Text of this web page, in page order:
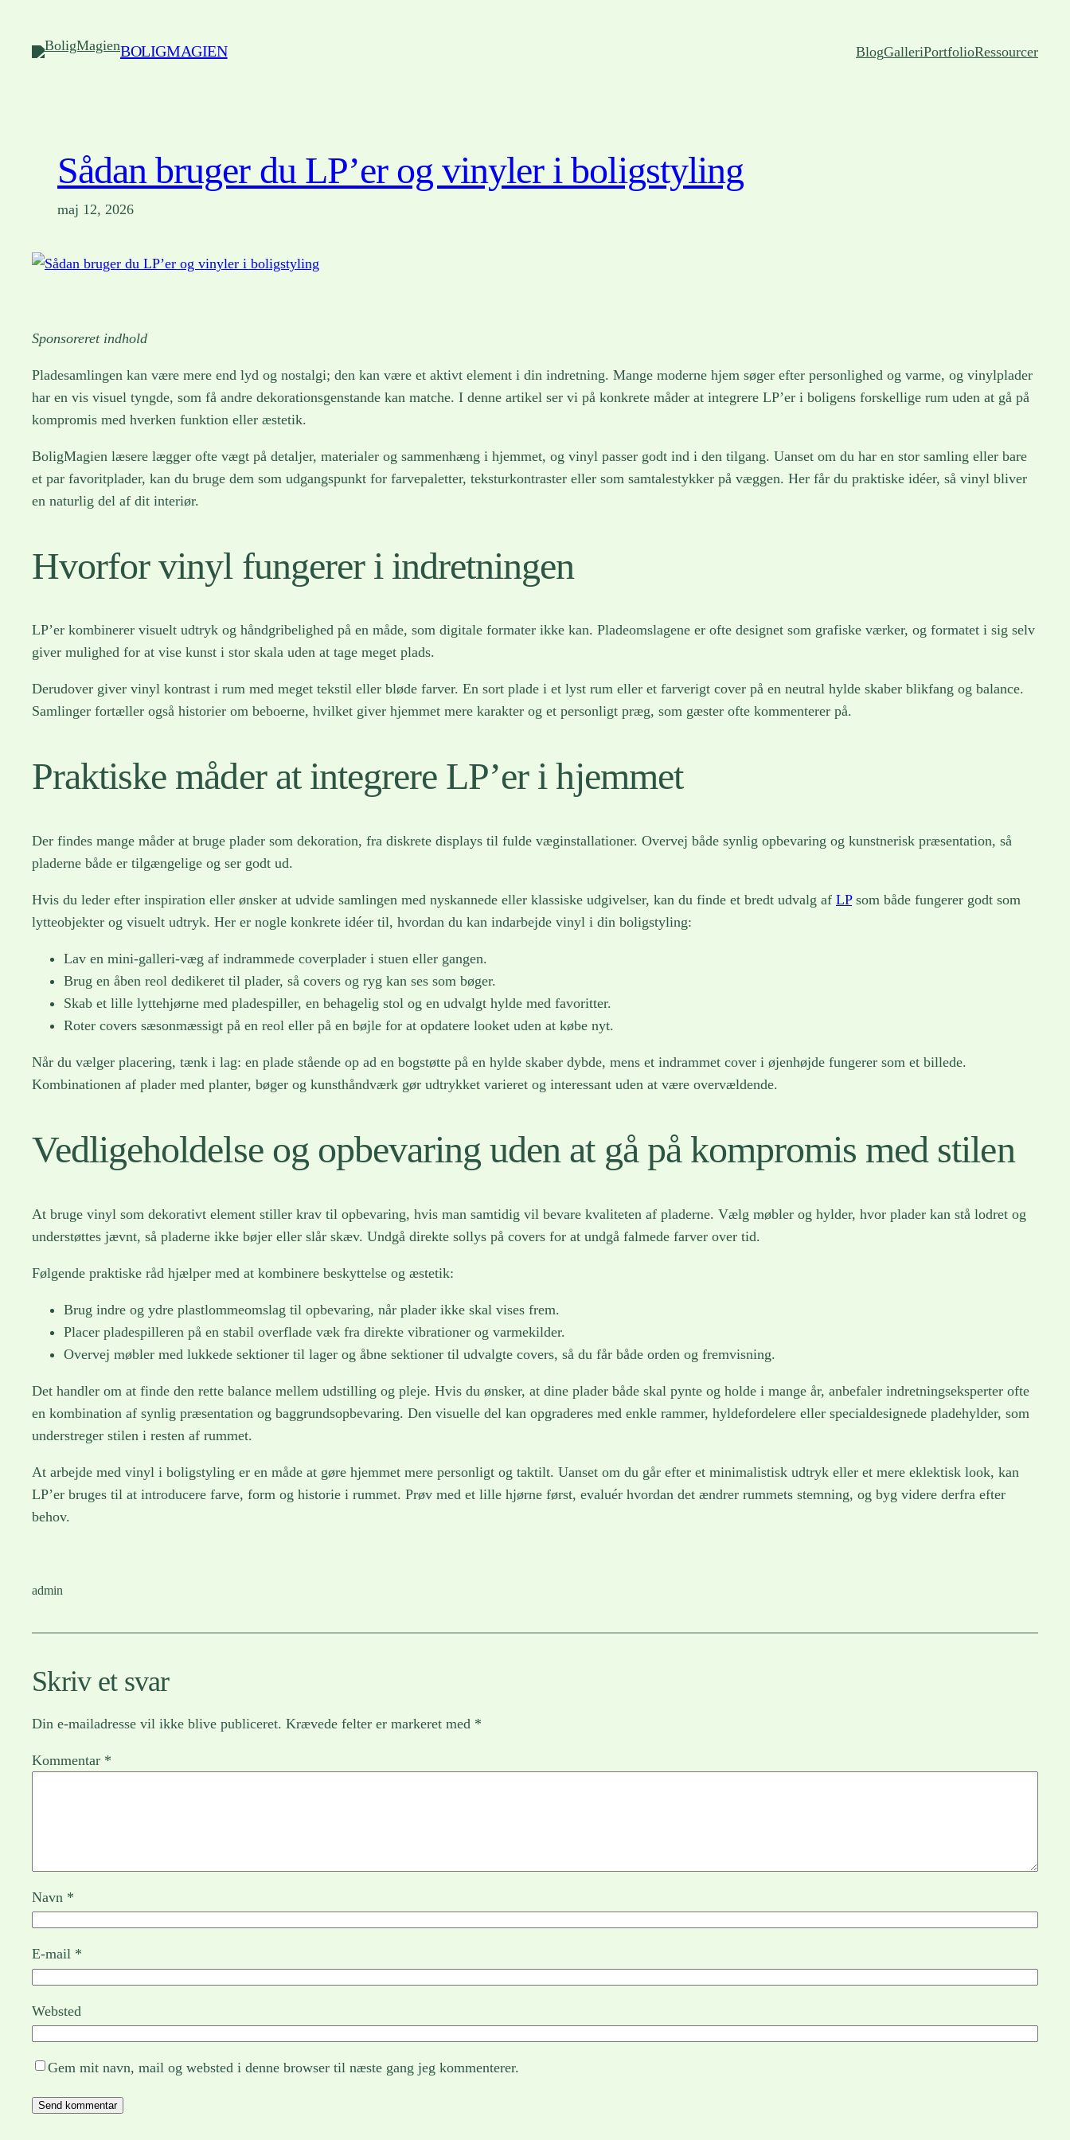
indhold
BOLIGMAGIEN BlogGalleriPortfolioRessourcer
Sådan bruger du LP’er og vinyler i boligstyling
maj 12, 2026
Sponsoreret indhold
Pladesamlingen kan være mere end lyd og nostalgi; den kan være et aktivt element i din indretning. Mange moderne hjem søger efter personlighed og varme, og vinylplader
har en vis visuel tyngde, som få andre dekorationsgenstande kan matche. I denne artikel ser vi på konkrete måder at integrere LP’er i boligens forskellige rum uden at gå på
kompromis med hverken funktion eller æstetik.
BoligMagien læsere lægger ofte vægt på detaljer, materialer og sammenhæng i hjemmet, og vinyl passer godt ind i den tilgang. Uanset om du har en stor samling eller bare
et par favoritplader, kan du bruge dem som udgangspunkt for farvepaletter, teksturkontraster eller som samtalestykker på væggen. Her får du praktiske idéer, så vinyl bliver
en naturlig del af dit interiør.
Hvorfor vinyl fungerer i indretningen
LP’er kombinerer visuelt udtryk og håndgribelighed på en måde, som digitale formater ikke kan. Pladeomslagene er ofte designet som grafiske værker, og formatet i sig selv
giver mulighed for at vise kunst i stor skala uden at tage meget plads.
Derudover giver vinyl kontrast i rum med meget tekstil eller bløde farver. En sort plade i et lyst rum eller et farverigt cover på en neutral hylde skaber blikfang og balance.
Samlinger fortæller også historier om beboerne, hvilket giver hjemmet mere karakter og et personligt præg, som gæster ofte kommenterer på.
Praktiske måder at integrere LP’er i hjemmet
Der findes mange måder at bruge plader som dekoration, fra diskrete displays til fulde væginstallationer. Overvej både synlig opbevaring og kunstnerisk præsentation, så
pladerne både er tilgængelige og ser godt ud.
Hvis du leder efter inspiration eller ønsker at udvide samlingen med nyskannede eller klassiske udgivelser, kan du finde et bredt udvalg af LPsom både fungerer godt som
lytteobjekter og visuelt udtryk. Her er nogle konkrete idéer til, hvordan du kan indarbejde vinyl i din boligstyling:
Lav en mini-galleri-væg af indrammede coverplader i stuen eller gangen.
Brug en åben reol dedikeret til plader, så covers og ryg kan ses som bøger.
Skab et lille lyttehjørne med pladespiller, en behagelig stol og en udvalgt hylde med favoritter.
Roter covers sæsonmæssigt på en reol eller på en bøjle for at opdatere looket uden at købe nyt.
Når du vælger placering, tænk i lag: en plade stående op ad en bogstøtte på en hylde skaber dybde, mens et indrammet cover i øjenhøjde fungerer som et billede.
Kombinationen af plader med planter, bøger og kunsthåndværk gør udtrykket varieret og interessant uden at være overvældende.
Vedligeholdelse og opbevaring uden at gå på kompromis med stilen
At bruge vinyl som dekorativt element stiller krav til opbevaring, hvis man samtidig vil bevare kvaliteten af pladerne. Vælg møbler og hylder, hvor plader kan stå lodret og
understøttes jævnt, så pladerne ikke bøjer eller slår skæv. Undgå direkte sollys på covers for at undgå falmede farver over tid.
Følgende praktiske råd hjælper med at kombinere beskyttelse og æstetik:
Brug indre og ydre plastlommeomslag til opbevaring, når plader ikke skal vises frem.
Placer pladespilleren på en stabil overflade væk fra direkte vibrationer og varmekilder.
Overvej møbler med lukkede sektioner til lager og åbne sektioner til udvalgte covers, så du får både orden og fremvisning.
Det handler om at finde den rette balance mellem udstilling og pleje. Hvis du ønsker, at dine plader både skal pynte og holde i mange år, anbefaler indretningseksperter ofte
en kombination af synlig præsentation og baggrundsopbevaring. Den visuelle del kan opgraderes med enkle rammer, hyldefordelere eller specialdesignede pladehylder, som
understreger stilen i resten af rummet.
At arbejde med vinyl i boligstyling er en måde at gøre hjemmet mere personligt og taktilt. Uanset om du går efter et minimalistisk udtryk eller et mere eklektisk look, kan
LP’er bruges til at introducere farve, form og historie i rummet. Prøv med et lille hjørne først, evaluér hvordan det ændrer rummets stemning, og byg videre derfra efter
behov.
admin
Skriv et svar
Din e-mailadresse vil ikke blive publiceret. Krævede felter er markeret med *
Kommentar *
Navn *
E-mail *
Websted
Gem mit navn, mail og websted i denne browser til næste gang jeg kommenterer.